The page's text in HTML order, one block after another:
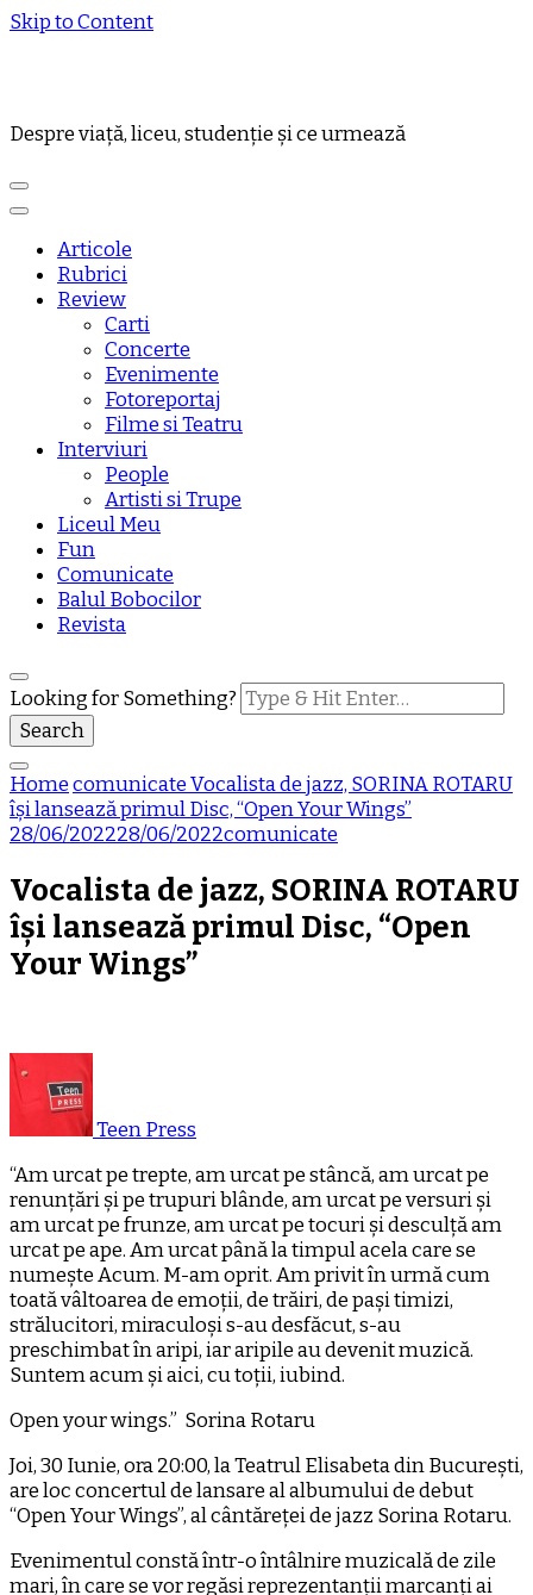
Skip to Content
Despre viață, liceu, studenție și ce urmează
Articole
Rubrici
Review
Carti
Concerte
Evenimente
Fotoreportaj
Filme si Teatru
Interviuri
People
Artisti si Trupe
Liceul Meu
Fun
Comunicate
Balul Bobocilor
Revista
Looking for Something?
HomecomunicateVocalista de jazz, SORINA ROTARU
își lansează primul Disc, “Open Your Wings”
28/06/202228/06/2022comunicate
Vocalista de jazz, SORINA ROTARU
își lansează primul Disc, “Open
Your Wings”
Teen Press
“Am urcat pe trepte, am urcat pe stâncă, am urcat pe
renunțări și pe trupuri blânde, am urcat pe versuri și
am urcat pe frunze, am urcat pe tocuri și desculță am
urcat pe ape. Am urcat până la timpul acela care se
numește Acum. M-am oprit. Am privit în urmă cum
toată vâltoarea de emoții, de trăiri, de pași timizi,
strălucitori, miraculoși s-au desfăcut, s-au
preschimbat în aripi, iar aripile au devenit muzică.
Suntem acum și aici, cu toții, iubind.
Open your wings.” Sorina Rotaru
Joi, 30 Iunie, ora 20:00, la Teatrul Elisabeta din București,
are loc concertul de lansare al albumului de debut
“Open Your Wings”, al cântăreței de jazz Sorina Rotaru.
Evenimentul constă într-o întâlnire muzicală de zile
mari, în care se vor regăsi reprezentanții marcanți ai